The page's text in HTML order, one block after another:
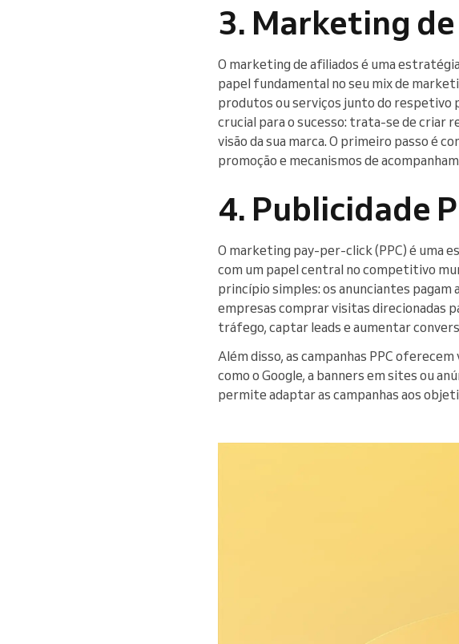
3. Marketing
O marketing de afiliados é uma
papel fundamental no seu mix de
produtos ou serviços junto do respetivo
crucial para o sucesso: trata-se de criar
visão da sua marca. O primeiro passo é
promoção e mecanismos de
4. Publicidade
O marketing pay-per-click (PPC) é uma
com um papel central no competitivo
princípio simples: os anunciantes pagam
empresas comprar visitas direcionadas
tráfego, captar leads e aumentar
Além disso, as campanhas PPC
como o Google, a banners em sites ou
permite adaptar as campanhas aos